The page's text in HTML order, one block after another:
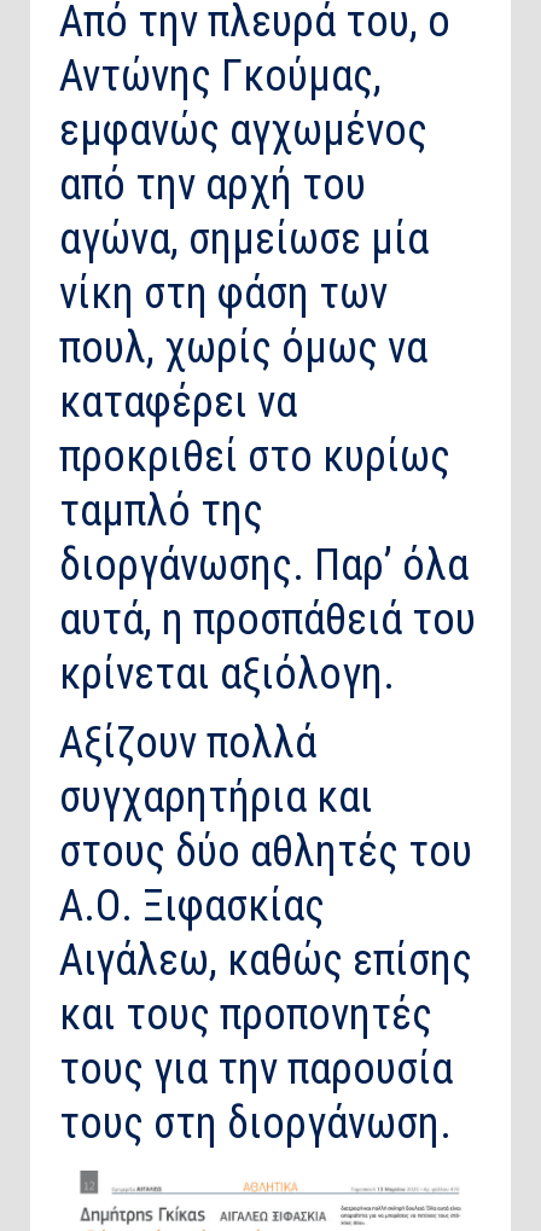
Από την πλευρά του, ο
Αντώνης Γκούμας,
εμφανώς αγχωμένος
από την αρχή του
αγώνα, σημείωσε μία
νίκη στη φάση των
πουλ, χωρίς όμως να
καταφέρει να
προκριθεί στο κυρίως
ταμπλό της
διοργάνωσης. Παρ’ όλα
αυτά, η προσπάθειά του
κρίνεται αξιόλογη.
Αξίζουν πολλά
συγχαρητήρια και
στους δύο αθλητές του
Α.Ο. Ξιφασκίας
Αιγάλεω, καθώς επίσης
και τους προπονητές
τους για την παρουσία
τους στη διοργάνωση.